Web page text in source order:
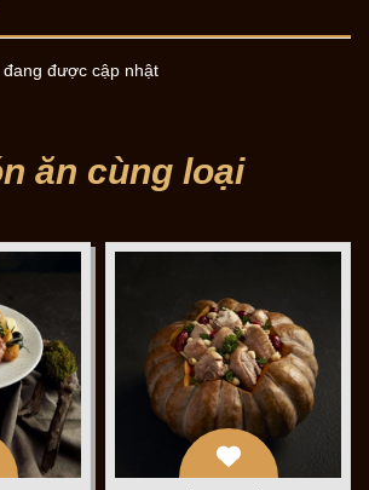
được cập nhật
ăn cùng loại